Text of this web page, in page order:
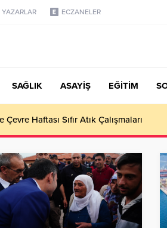
YAZARLAR ECZANELER
SAĞLIK ASAYİŞ EĞİTİM
Haftası Sıfır Atık Çalışmaları